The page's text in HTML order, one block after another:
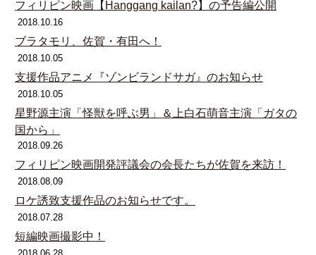
フィリピン映画【Hanggang kailan?】の予告編公開
2018.10.16
ブラタモリ、佐賀・有田へ！
2018.10.05
支援作品アニメ『ゾンビランドサガ』のお知らせ
2018.10.05
星野源主演「怪獣を呼ぶ男」＆上白石萌音主演「ガタの
国から」
2018.09.26
フィリピン映画開発評議会の会長たちが佐賀を来訪！
2018.08.09
ロケ誘致支援作品のお知らせです。
2018.07.28
短編映画撮影中！